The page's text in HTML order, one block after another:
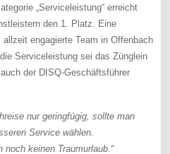
„Serviceleistung“ erreicht
den 1. Platz. Eine
engagierte Team in Offenbach
Serviceleistung sei das Zünglein
der DISQ-Geschäftsführer
nur geringfügig, sollte man
Service wählen.
noch keinen Traumurlaub.“